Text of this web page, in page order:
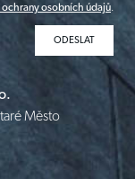
ochrany osobních údajů.
Město